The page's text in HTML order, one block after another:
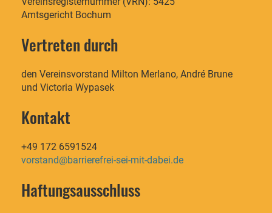
Amtsgericht Bochum
Vertreten durch
den Vereinsvorstand Milton Merlano, André Brune
und Victoria Wypasek
Kontakt
+49 172 6591524
vorstand@barrierefrei-sei-mit-dabei.de
Haftungsausschluss